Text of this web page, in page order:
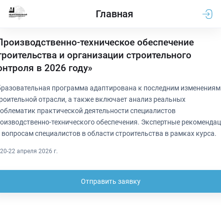
Главная
техническое обеспечение
и организации строительного
в 2026 году»
программа адаптирована к последним
отрасли, а также включает анализ реальных
практической деятельности специалистов
технического обеспечения. Экспертные
вопросам специалистов в области строительства в рамках курса.
20-22 апреля 2026 г.
Отправить заявку